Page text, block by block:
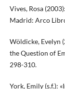
Vives, Rosa
Madrid: Arco
Wöldicke, Evelyn
the Question of
298-310.
York, Emily (s.f.):